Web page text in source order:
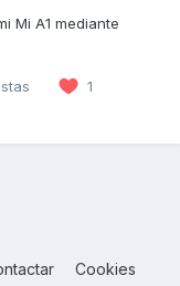
Mi A1 mediante
1
Cookies